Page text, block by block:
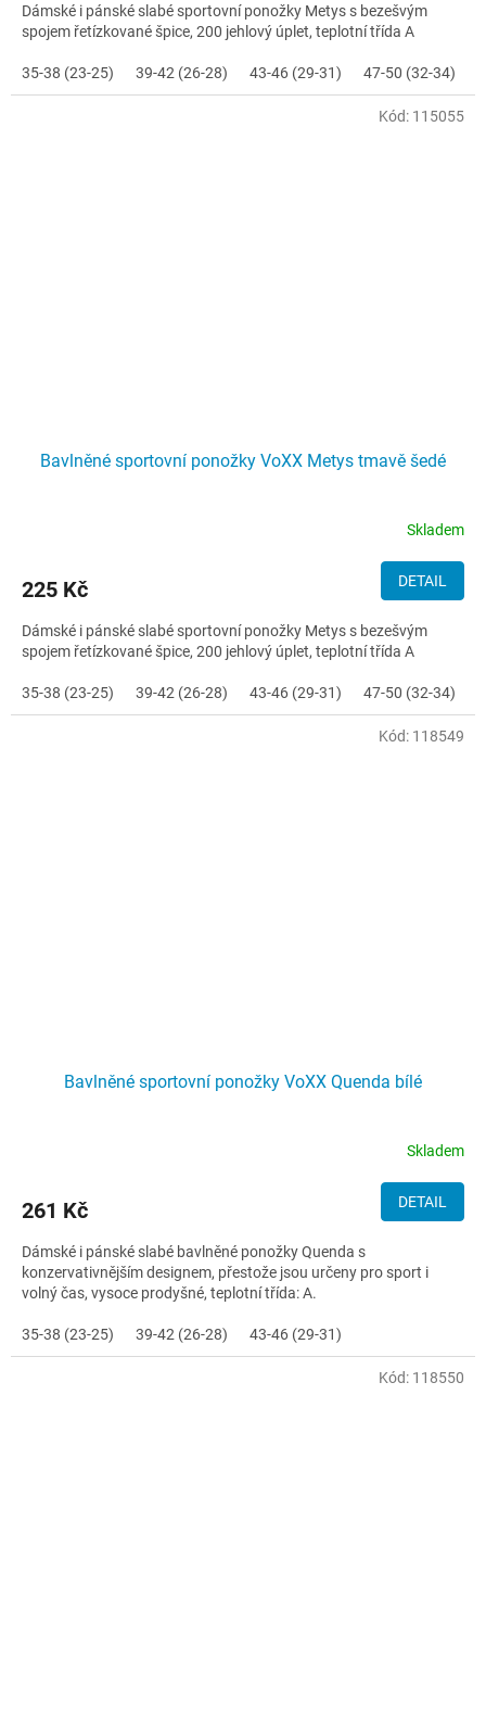
Dámské i pánské slabé sportovní ponožky Metys s bezešvým
spojem řetízkované špice, 200 jehlový úplet, teplotní třída A
35-38 (23-25) 39-42 (26-28) 43-46 (29-31) 47-50 (32-34)
Bavlněné sportovní ponožky VoXX Metys tmavě šedé
Skladem
225 Kč DETAIL
Dámské i pánské slabé sportovní ponožky Metys s bezešvým
spojem řetízkované špice, 200 jehlový úplet, teplotní třída A
35-38 (23-25) 39-42 (26-28) 43-46 (29-31) 47-50 (32-34)
Kód: 115055
Bavlněné sportovní ponožky VoXX Quenda bílé
Skladem
261 Kč DETAIL
Dámské i pánské slabé bavlněné ponožky Quenda s
konzervativnějším designem, přestože jsou určeny pro sport i
volný čas, vysoce prodyšné, teplotní třída: A.
35-38 (23-25) 39-42 (26-28) 43-46 (29-31)
Kód: 118549
Kód: 118550